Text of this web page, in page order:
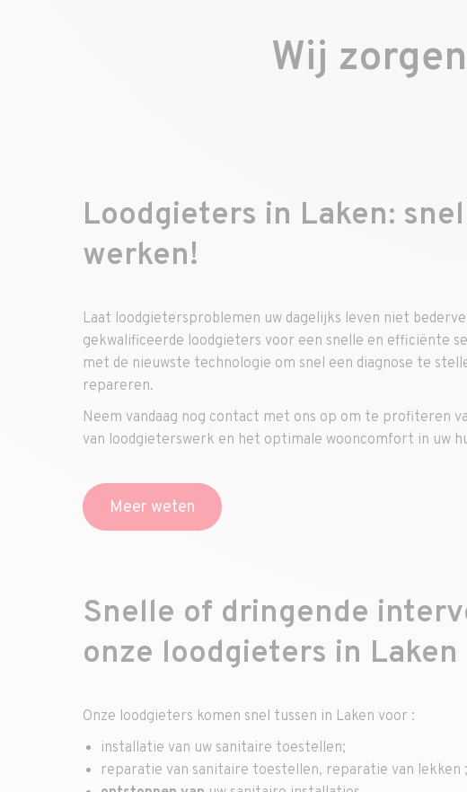
Wij
Loodgieters in Laken:
werken!
Laat loodgietersproblemen uw dagelijks leven niet
gekwalificeerde loodgieters voor een snelle en efficiënte
met de nieuwste technologie om snel een diagnose te
repareren.
Neem vandaag nog contact met ons op om te profiteren
van loodgieterswerk en het optimale wooncomfort in uw
Meer weten
Snelle of dringende
onze loodgieters in Laken
Onze loodgieters komen snel tussen in Laken voor :
installatie van uw sanitaire toestellen;
reparatie van sanitaire toestellen, reparatie van lekken ;